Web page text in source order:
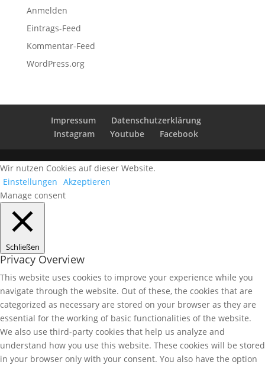
Anmelden
Eintrags-Feed
Kommentar-Feed
WordPress.org
Impressum
Datenschutzerklärung
Instagram
Youtube Facebook
Wir nutzen Cookies auf dieser Website.
Einstellungen Akzeptieren
Manage consent
Schließen
Privacy Overview
This website uses cookies to improve your experience while you
navigate through the website. Out of these, the cookies that are
categorized as necessary are stored on your browser as they are
essential for the working of basic functionalities of the website.
We also use third-party cookies that help us analyze and
understand how you use this website. These cookies will be stored
in your browser only with your consent. You also have the option